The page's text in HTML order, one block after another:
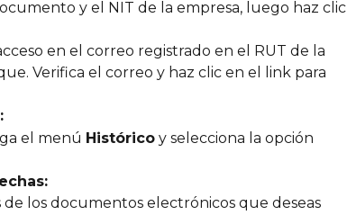
y el NIT de la empresa, luego haz clic
en el correo registrado en el RUT de la
Verifica el correo y haz clic en el link para
el menú Histórico y selecciona la opción
de los documentos electrónicos que deseas